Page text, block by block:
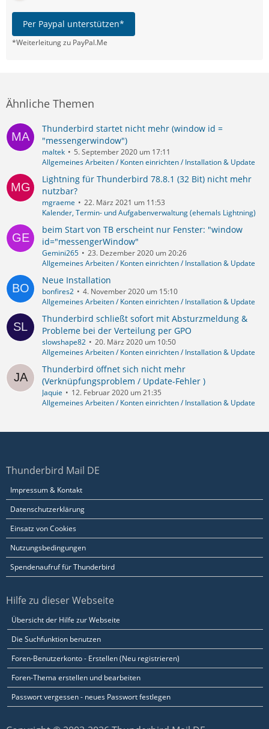
Per Paypal unterstützen*
*Weiterleitung zu PayPal.Me
Ähnliche Themen
Thunderbird startet nicht mehr (window id =
"messengerwindow")
maltek
5. September 2020 um 17:11
Allgemeines Arbeiten / Konten einrichten / Installation & Update
Lightning für Thunderbird 78.8.1 (32 Bit) nicht mehr
nutzbar?
mgraeme
22. März 2021 um 11:53
Kalender, Termin- und Aufgabenverwaltung (ehemals Lightning)
beim Start von TB erscheint nur Fenster: "window
id="messengerWindow"
Gemini265
23. Dezember 2020 um 20:26
Allgemeines Arbeiten / Konten einrichten / Installation & Update
Neue Installation
bonfires2
4. November 2020 um 15:10
Allgemeines Arbeiten / Konten einrichten / Installation & Update
Thunderbird schließt sofort mit Absturzmeldung &
Probleme bei der Verteilung per GPO
slowshape82
20. März 2020 um 10:50
Allgemeines Arbeiten / Konten einrichten / Installation & Update
Thunderbird öffnet sich nicht mehr
(Verknüpfungsproblem / Update-Fehler )
Jaquie
12. Februar 2020 um 21:35
Allgemeines Arbeiten / Konten einrichten / Installation & Update
Thunderbird Mail DE
Impressum & Kontakt
Datenschutzerklärung
Einsatz von Cookies
Nutzungsbedingungen
Spendenaufruf für Thunderbird
Hilfe zu dieser Webseite
Übersicht der Hilfe zur Webseite
Die Suchfunktion benutzen
Foren-Benutzerkonto - Erstellen (Neu registrieren)
Foren-Thema erstellen und bearbeiten
Passwort vergessen - neues Passwort festlegen